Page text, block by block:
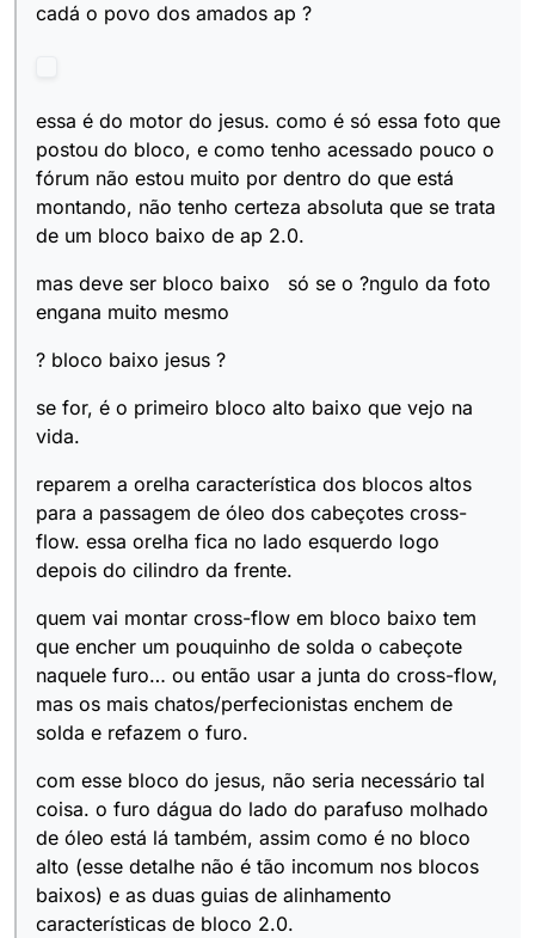
cadá o povo dos amados ap ?
essa é do motor do jesus. como é só essa foto que
postou do bloco, e como tenho acessado pouco o
fórum não estou muito por dentro do que está
montando, não tenho certeza absoluta que se trata
de um bloco baixo de ap 2.0.
mas deve ser bloco baixo só se o ?ngulo da foto
engana muito mesmo
? bloco baixo jesus ?
se for, é o primeiro bloco alto baixo que vejo na
vida.
reparem a orelha característica dos blocos altos
para a passagem de óleo dos cabeçotes cross-
flow. essa orelha fica no lado esquerdo logo
depois do cilindro da frente.
quem vai montar cross-flow em bloco baixo tem
que encher um pouquinho de solda o cabeçote
naquele furo… ou então usar a junta do cross-flow,
mas os mais chatos/perfecionistas enchem de
solda e refazem o furo.
com esse bloco do jesus, não seria necessário tal
coisa. o furo dágua do lado do parafuso molhado
de óleo está lá também, assim como é no bloco
alto (esse detalhe não é tão incomum nos blocos
baixos) e as duas guias de alinhamento
características de bloco 2.0.